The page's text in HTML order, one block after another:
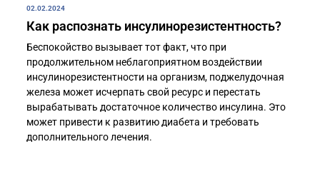
02.02.2024
Как распознать инсулинорезистентность?
Беспокойство вызывает тот факт, что при
продолжительном неблагоприятном воздействии
инсулинорезистентности на организм, поджелудочная
железа может исчерпать свой ресурс и перестать
вырабатывать достаточное количество инсулина. Это
может привести к развитию диабета и требовать
дополнительного лечения.